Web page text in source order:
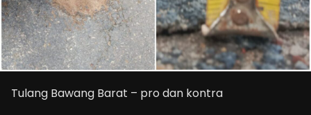
Tulang Bawang Barat – pro dan kontra